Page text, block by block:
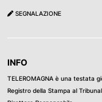
SEGNALAZIONE
INFO
TELEROMAGNA è una testata
Registro della Stampa al